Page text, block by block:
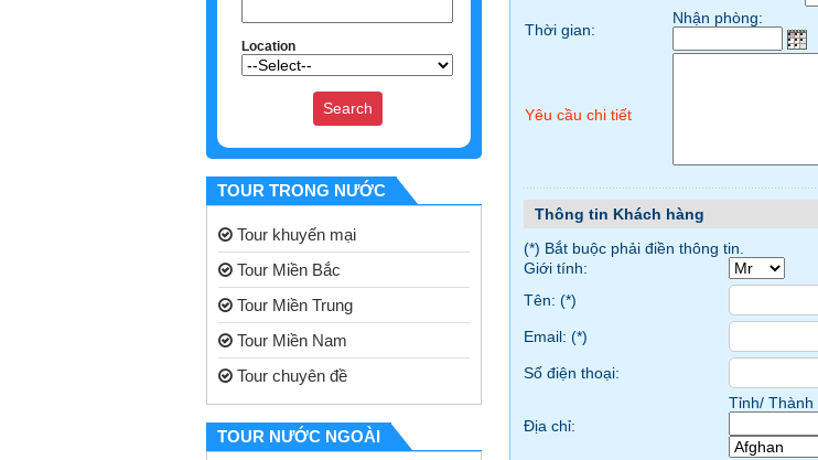
Thời gian:
Nhận phòng:
Yêu cầu chi tiết
Thông tin Khách hàng
(*) Bắt buộc phải điền thông tin.
Giới tính:
Tên: (*)
Email: (*)
Số điện thoại:
Địa chỉ:
Tỉnh/ Thành
Location
TOUR TRONG NƯỚC
Tour khuyến mại
Tour Miền Bắc
Tour Miền Trung
Tour Miền Nam
Tour chuyên đề
TOUR NƯỚC NGOÀI